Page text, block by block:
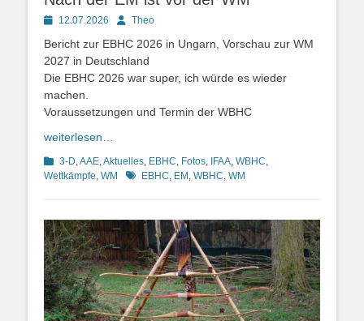
Posted12.07.2026 AutorTheo
Bericht zur EBHC 2026 in Ungarn, Vorschau zur WM
2027 in Deutschland
Die EBHC 2026 war super, ich würde es wieder
machen.
Voraussetzungen und Termin der WBHC
weiterlesen…
Kategorien
3-D AAE Aktuelles EBHC Fotos IFAA WBHC
Wettkämpfe WM Schlagworte
EBHC EM WBHC WM